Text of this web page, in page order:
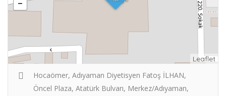
Leaflet
Hocaömer, Adıyaman Diyetisyen Fatoş İLHAN,
Öncel Plaza, Atatürk Bulvarı, Merkez/Adıyaman,